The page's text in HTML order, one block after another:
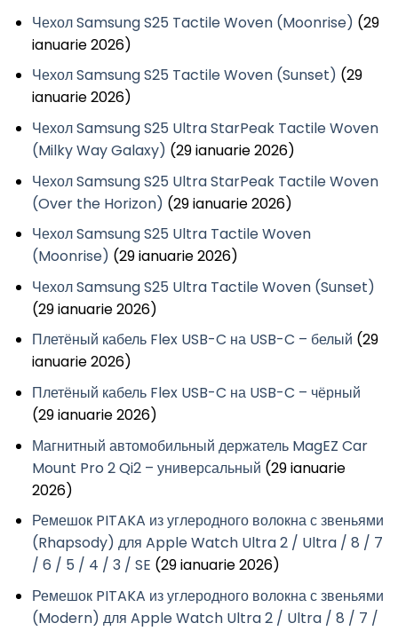
Чехол Samsung S25 Tactile Woven (Moonrise) (29
ianuarie 2026)
Чехол Samsung S25 Tactile Woven (Sunset) (29
ianuarie 2026)
Чехол Samsung S25 Ultra StarPeak Tactile Woven
(Milky Way Galaxy) (29 ianuarie 2026)
Чехол Samsung S25 Ultra StarPeak Tactile Woven
(Over the Horizon) (29 ianuarie 2026)
Чехол Samsung S25 Ultra Tactile Woven
(Moonrise) (29 ianuarie 2026)
Чехол Samsung S25 Ultra Tactile Woven (Sunset)
(29 ianuarie 2026)
Плетёный кабель Flex USB-C на USB-C – белый (29
ianuarie 2026)
Плетёный кабель Flex USB-C на USB-C – чёрный
(29 ianuarie 2026)
Магнитный автомобильный держатель MagEZ Car
Mount Pro 2 Qi2 – универсальный (29 ianuarie
2026)
Ремешок PITAKA из углеродного волокна с звеньями
(Rhapsody) для Apple Watch Ultra 2 / Ultra / 8 / 7
/ 6 / 5 / 4 / 3 / SE (29 ianuarie 2026)
Ремешок PITAKA из углеродного волокна с звеньями
(Modern) для Apple Watch Ultra 2 / Ultra / 8 / 7 /